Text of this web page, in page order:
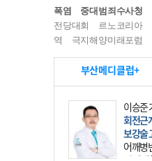
폭염 중대범죄수사청
전당대회
르노코리아
역
극지해양미래포럼
부산메디클럽+
윤경석
암 치유
을
요즘 ‘